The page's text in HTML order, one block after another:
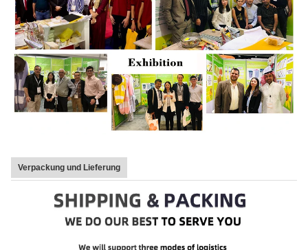
Verpackung und Lieferung